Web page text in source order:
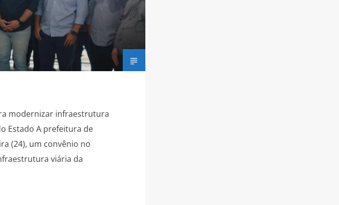
modernizar infraestrutura
Estado A prefeitura de
(24), um convênio no
viária da